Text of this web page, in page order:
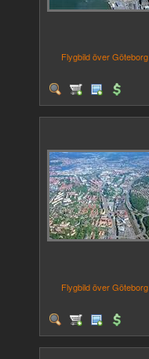
Flygbild över Göteborg
Flygbild över Göteborg